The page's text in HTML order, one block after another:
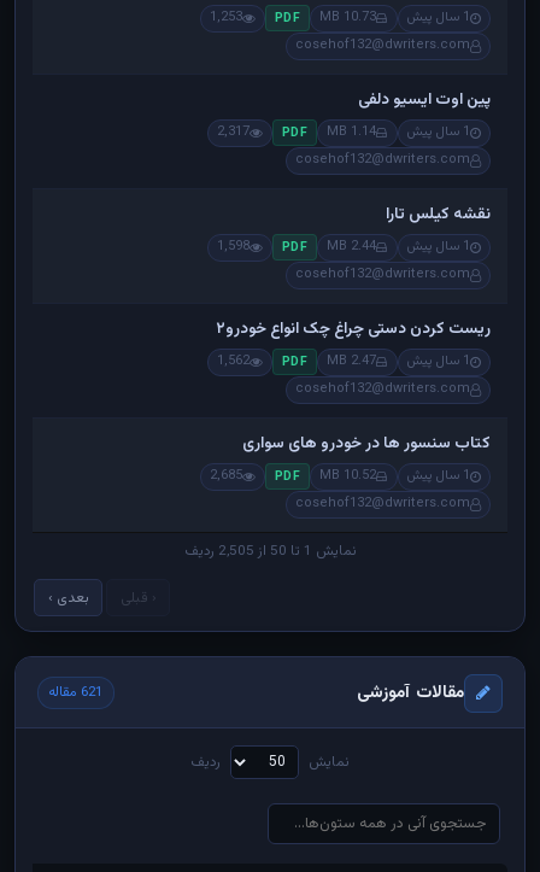
1 سال پیش 10.73 MB
PDF
1,253
cosehof132@dwriters.com
پین اوت ایسیو دلفی
1 سال پیش 1.14 MB
PDF
2,317
cosehof132@dwriters.com
نقشه کیلس تارا
1 سال پیش 2.44 MB
PDF
1,598
cosehof132@dwriters.com
ریست کردن دستی چراغ چک انواع خودرو۲
1 سال پیش 2.47 MB
PDF
1,562
cosehof132@dwriters.com
کتاب سنسور ها در خودرو های سواری
1 سال پیش 10.52 MB
PDF
2,685
cosehof132@dwriters.com
نمایش 1 تا 50 از 2,505 ردیف
‹ قبلی بعدی ›
مقالات آموزشی 621 مقاله
نمایش ردیف